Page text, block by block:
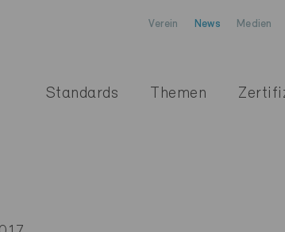
Verein News Medien
Standards Themen